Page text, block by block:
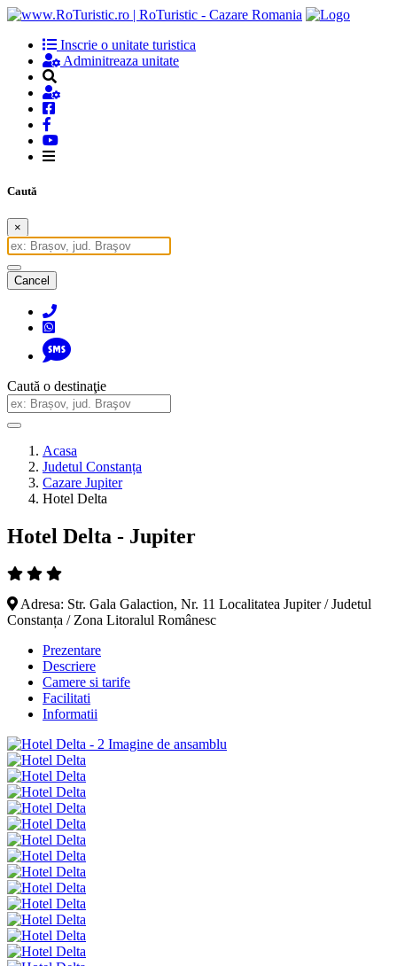
Inscrie o unitate turistica
Adminitreaza unitate
Caută
×
Cancel
Caută o destinaţie
Acasa
Judetul Constanța
Cazare Jupiter
Hotel Delta
Hotel Delta - Jupiter
Adresa: Str. Gala Galaction, Nr. 11 Localitatea Jupiter / Judetul
Constanța / Zona Litoralul Românesc
Prezentare
Descriere
Camere si tarife
Facilitati
Informatii